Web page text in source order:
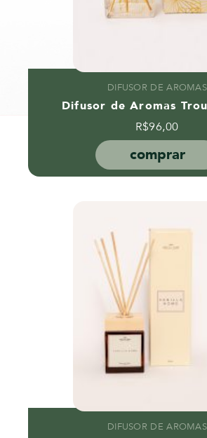
DIFUSOR DE AROMAS
Difusor de Aromas
R$96,00
comprar
DIFUSOR DE AROMAS